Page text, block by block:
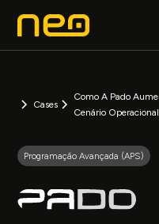
Cases
Como A Pado
Cenário
Programação Avançada (APS)